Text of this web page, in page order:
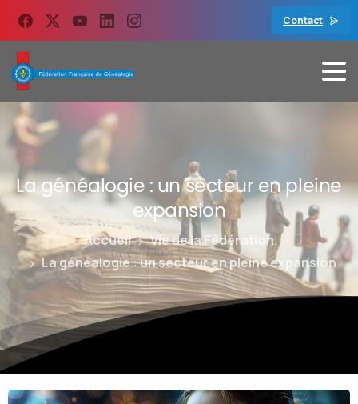
principal
Contact
Lagénéalogie : unsecteur enpleine
expansion
Accueil
Vie de la Fédération
La généalogie : un secteur en pleine expansion